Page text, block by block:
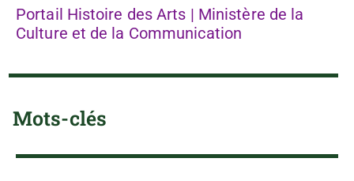
Portail Histoire des Arts | Ministère de la
Culture et de la Communication
Mots-clés